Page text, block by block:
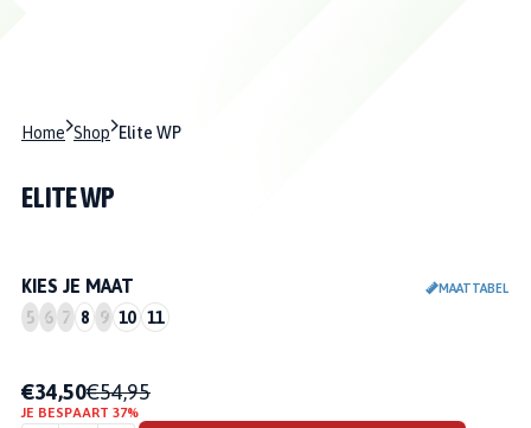
Home Shop Elite WP
ELITE WP
KIES JE MAAT MAATTABEL
5 6 7 8 9 10 11
€34,50€54,95
JE BESPAART 37%
ELITE